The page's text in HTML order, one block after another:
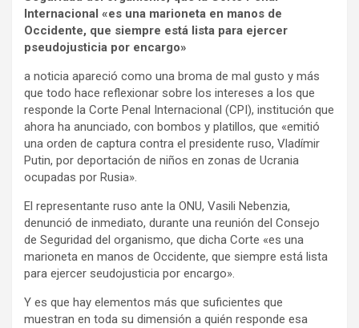
o
o
k
A
p
p
a
m
Internacional «es una marioneta en manos de
Occidente, que siempre está lista para ejercer
pseudojusticia por encargo»
a noticia apareció como una broma de mal gusto y más
que todo hace reflexionar sobre los intereses a los que
responde la Corte Penal Internacional (CPI), institución que
ahora ha anunciado, con bombos y platillos, que «emitió
una orden de captura contra el presidente ruso, Vladímir
Putin, por deportación de niños en zonas de Ucrania
ocupadas por Rusia».
El representante ruso ante la ONU, Vasili Nebenzia,
denunció de inmediato, durante una reunión del Consejo
de Seguridad del organismo, que dicha Corte «es una
marioneta en manos de Occidente, que siempre está lista
para ejercer seudojusticia por encargo».
Y es que hay elementos más que suficientes que
muestran en toda su dimensión a quién responde esa